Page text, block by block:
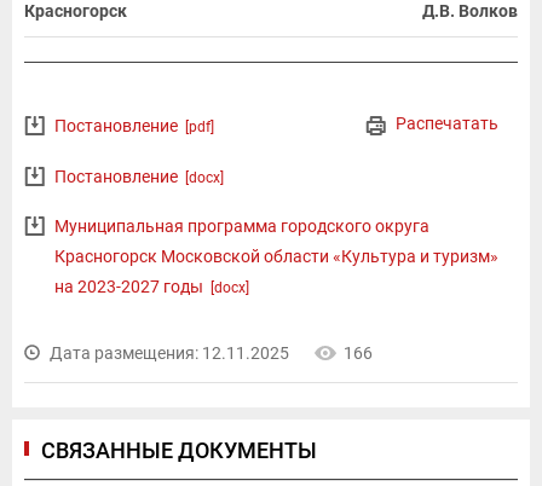
Красногорск
Д.В. Волков
Распечатать
Постановление [pdf]
Постановление [docx]
Муниципальная программа городского округа
Красногорск Московской области «Культура и туризм»
на 2023-2027 годы
[docx]
Дата размещения: 12.11.2025 166
СВЯЗАННЫЕ ДОКУМЕНТЫ